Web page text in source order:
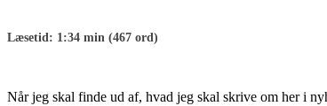
Læsetid: 1:34 min (467 ord)
Når jeg skal finde ud af, hvad jeg skal skrive om her i